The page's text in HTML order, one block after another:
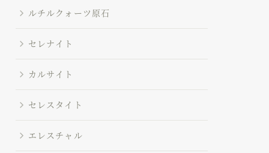
ルチルクォーツ原石
セレナイト
カルサイト
セレスタイト
エレスチャル